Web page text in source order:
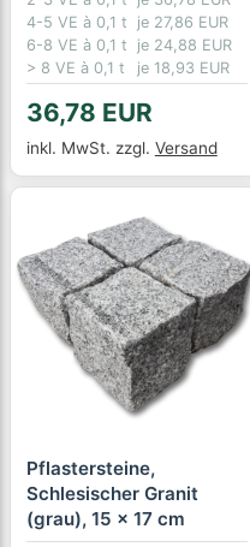
4-5 VE à 0,1 t
je 27,86 EUR
6-8 VE à 0,1 t
je 24,88 EUR
> 8 VE à 0,1 t
je 18,93 EUR
36,78 EUR
inkl. MwSt. zzgl. Versand
Pflastersteine,
Schlesischer Granit
(grau), 15 x 17 cm